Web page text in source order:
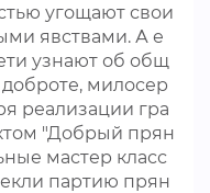
угощают свои
явствами. А е
узнают об общ
доброте, милосер
реализации гра
"Добрый прян
мастер класс
партию прян